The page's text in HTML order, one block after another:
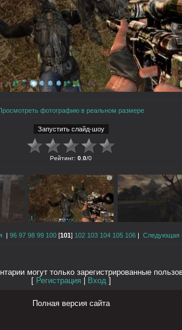
фотографию в реальном размере
Рейтинг: 0.0/0
|96 97 98 99 100 [101] 102 103 104 105 106 |Следующая
могут только зарегистрированные
Регистрация Вход
Полная версия сайта